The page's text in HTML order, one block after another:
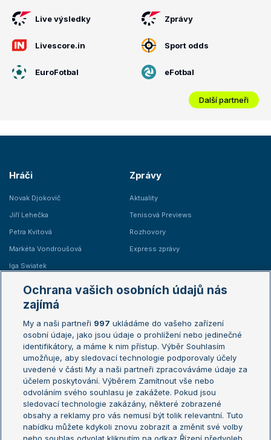
Live výsledky Zprávy
Livescore.in Sport odds
EuroFotbal eFotbal
Další partneři
Hráči
Novak Djokovič
Jiří Lehečka
Petra Kvitová
Markéta Vondroušová
Iga Swiatek
Zprávy
Aktuality
Tenisová Previews
Rozhovory
Express zprávy
Žebříčky
Žebříček ATP (muži)
Žebříček WTA (ženy)
Sázkařský žebříček
Australian Open
French Open
Wimbledon
US Open
Turnaj mistrů
Turnaj mistryň
Aktualní trendy
Ochrana vašich osobních údajů nás
zajímá
My a naši partneři 997 ukládáme do vašeho zařízení
osobní údaje, jako jsou údaje o prohlížení nebo jedinečné
identifikátory, a máme k nim přístup. Výběr Souhlasím
umožňuje, aby sledovací technologie podporovaly účely
uvedené v části My a naši partneři zpracováváme údaje za
účelem poskytování. Výběrem Zamítnout vše nebo
odvoláním svého souhlasu je zakážete. Pokud jsou
sledovací technologie zakázány, některé zobrazené
obsahy a reklamy pro vás nemusí být tolik relevantní. Tuto
nabídku můžete kdykoli znovu zobrazit a změnit své volby